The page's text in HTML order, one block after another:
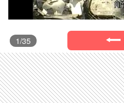
1/35